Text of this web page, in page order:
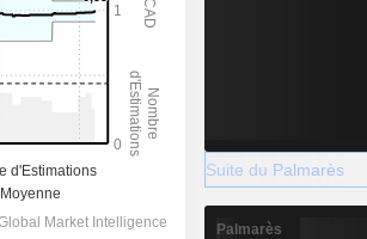
Suite du Palmarès
Palmarès